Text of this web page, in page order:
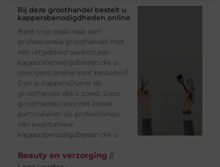
Bij deze groothandel bestelt u
kappersbenodigdheden online
Bent u op zoek naar een
professionele groothandel met
een uitgebreid aanbod aan
kappersbenodigdheden die u
overigens online kunt bestellen?
Dan is KappersOutlet dé
groothandel die u zoekt. Deze
groothandel voorziet zowel
particulieren als professionals
van kwalitatieve
kappersbenodigdheden die u
Beauty en verzorging //